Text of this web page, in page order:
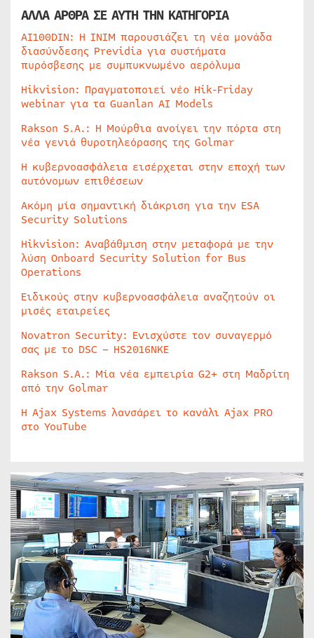
ΑΛΛΑ ΑΡΘΡΑ ΣΕ ΑΥΤΗ ΤΗΝ ΚΑΤΗΓΟΡΙΑ
AI100DIN: Η INIM παρουσιάζει τη νέα μονάδα
διασύνδεσης Previdia για συστήματα
πυρόσβεσης με συμπυκνωμένο αερόλυμα
Hikvision: Πραγματοποιεί νέο Hik-Friday
webinar για τα Guanlan AI Models
Rakson S.A.: Η Μούρθια ανοίγει την πόρτα στη
νέα γενιά θυροτηλεόρασης της Golmar
Η κυβερνοασφάλεια εισέρχεται στην εποχή των
αυτόνομων επιθέσεων
Ακόμη μία σημαντική διάκριση για την ESA
Security Solutions
Hikvision: Αναβάθμιση στην μεταφορά με την
λύση Onboard Security Solution for Bus
Operations
Ειδικούς στην κυβερνοασφάλεια αναζητούν οι
μισές εταιρείες
Novatron Security: Ενισχύστε τον συναγερμό
σας με το DSC – HS2016NKE
Rakson S.A.: Μία νέα εμπειρία G2+ στη Μαδρίτη
από την Golmar
Η Ajax Systems λανσάρει το κανάλι Ajax PRO
στο YouTube